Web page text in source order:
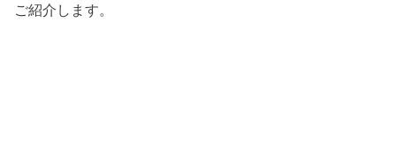
ご紹介します。